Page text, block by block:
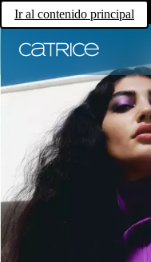
Ir al contenido principal